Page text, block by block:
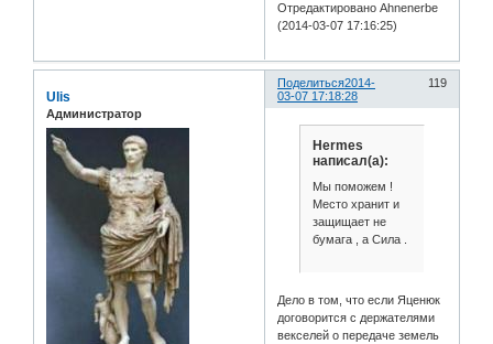
Отредактировано Ahnenerbe
(2014-03-07 17:16:25)
Поделиться 119
2014-
03-07 17:18:28
Ulis
Администратор
Hermes
написал(а):
Мы поможем !
Место хранит и
защищает не
бумага , а Сила .
Дело в том, что если Яценюк
договорится с держателями
векселей о передаче земель